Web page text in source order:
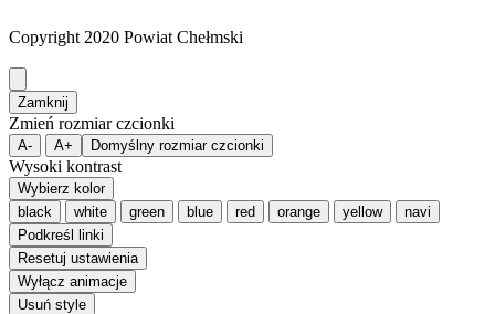
Copyright 2020 Powiat Chełmski
Zamknij
Zmień rozmiar czcionki
A- A+ Domyślny rozmiar czcionki
Wysoki kontrast
Wybierz kolor
black
white green blue red orange yellow
navi
Podkreśl linki
Resetuj ustawienia
Wyłącz animacje
Usuń style